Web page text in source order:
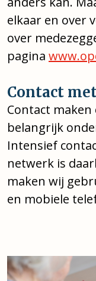
elkaar en over
over
pagina
Contact
Contact
belangrijk
Intensief
netwerk is
maken wij
en mobiele